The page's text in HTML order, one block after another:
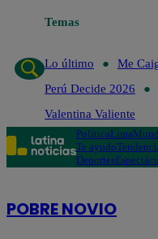
Temas
Lo último
Me
Perú Decide 2026
Valentina Valiente
PolíticaLima
Te ayudo
Deportes
POBRE NOVIO